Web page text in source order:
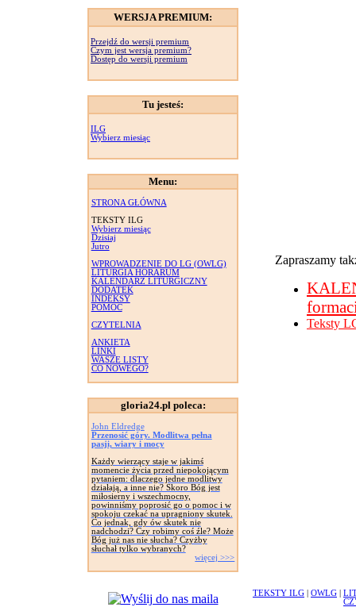
WERSJA PREMIUM:
Przejdź do wersji premium
Czym jest wersja premium?
Dostęp do wersji premium
Tu jesteś:
ILG
Wybierz miesiąc
Menu:
STRONA GŁÓWNA
TEKSTY ILG
Wybierz miesiąc
Dzisiaj
Jutro
WPROWADZENIE DO LG (OWLG)
LITURGIA HORARUM
KALENDARZ LITURGICZNY
DODATEK
INDEKSY
POMOC
CZYTELNIA
ANKIETA
LINKI
WASZE LISTY
CO NOWEGO?
gloria24.pl poleca:
John Eldredge
Przenosić góry. Modlitwa pełna
pasji, wiary i mocy
Każdy wierzący staje w jakimś
momencie życia przed niepokojącym
pytaniem: dlaczego jedne modlitwy
działają, a inne nie? Skoro Bóg jest
miłosierny i wszechmocny,
powinniśmy poprosić go o pomoc i w
spokoju czekać na upragniony skutek.
Co jednak, gdy ów skutek nie
nadchodzi? Czy robimy coś źle? Może
Bóg już nas nie słucha? Czyżby
słuchał tylko wybranych?
więcej >>>
Zapraszamy
Teksty
TEKSTY ILG OWLG